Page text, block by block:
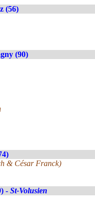
(56)
(90)
& César Franck)
- St-Volusien